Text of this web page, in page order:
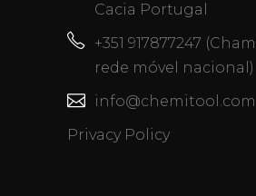
Cacia Portugal
+351 917877247
rede móvel nacional)
info@chemitool.com
Privacy Policy